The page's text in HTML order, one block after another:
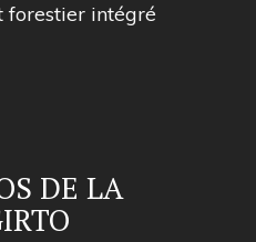
forestier intégré
DE LA